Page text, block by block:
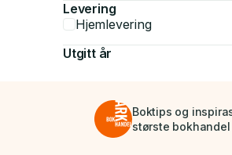
Levering
Hjemlevering
Utgitt år
Boktips og
største bokhandel